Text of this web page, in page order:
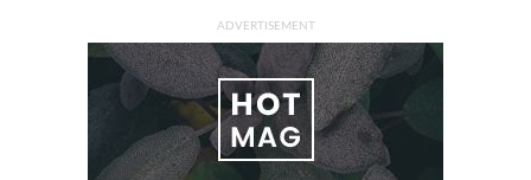
ADVERTISEMENT